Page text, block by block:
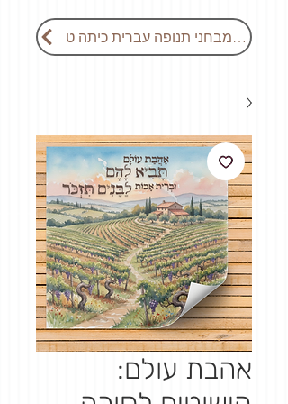
חזרה למבחני תנופה עברית כיתה ט
אהבת עולם: